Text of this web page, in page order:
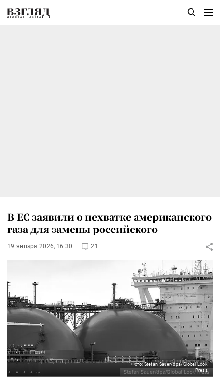
В ЕС заявили о нехватке американского
газа для замены российского
19 января 2026, 16:30 21
Фото: Stefan Sauer/dpa/Global Look
Press